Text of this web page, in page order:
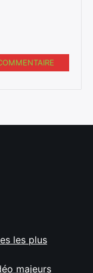
les plus
majeurs